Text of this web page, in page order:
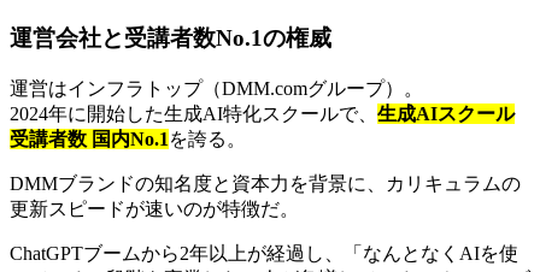
運営会社と受講者数No.1の権威
運営はインフラトップ（DMM.comグループ）。
2024年に開始した生成AI特化スクールで、 生成AIスクール
受講者数 国内No.1 を誇る。
DMMブランドの知名度と資本力を背景に、カリキュラムの
更新スピードが速いのが特徴だ。
ChatGPTブームから2年以上が経過し、「なんとなくAIを使